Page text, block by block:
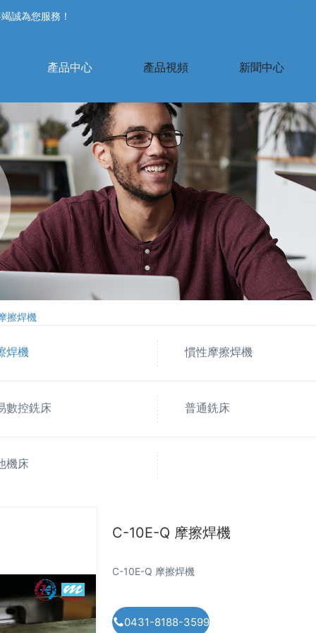
誠為您服務！
產品中心 產品視頻 新聞中心
擦焊機
焊機 慣性摩擦焊機
數控銑床 普通銑床
機床
C-10E-Q 摩擦焊機
C-10E-Q 摩擦焊機
0431-8188-3599